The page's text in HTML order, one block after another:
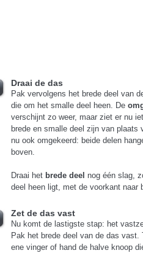
Draai de das
Pak vervolgens het brede deel van
die om het smalle deel heen. De
verschijnt zo weer, maar ziet er nu
brede en smalle deel zijn van plaats
nu ook omgekeerd: beide delen
boven.
Draai het brede deel
nog één slag,
deel heen ligt, met de voorkant naar
Zet de das vast
Nu komt de lastigste stap: het
Pak het brede deel van de das vast.
ene vinger of hand de halve knoop